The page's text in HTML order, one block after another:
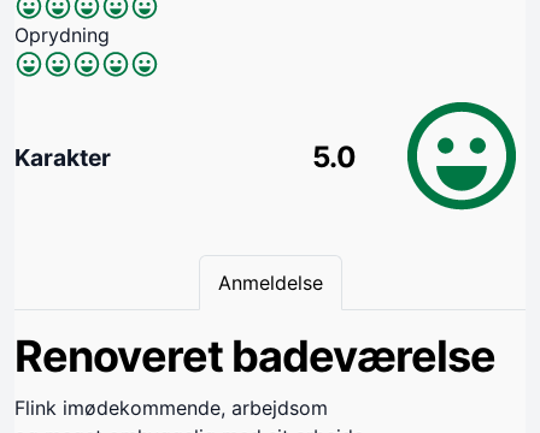
Oprydning
Karakter 5.0
Anmeldelse
Renoveret badeværelse
Flink imødekommende, arbejdsom